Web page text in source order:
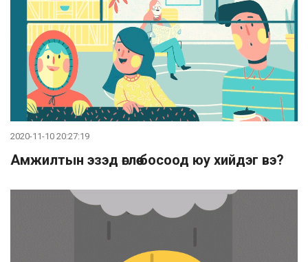
2020-11-10 20:27:19
Амжилтын эзэд өглөө босоод юу хийдэг вэ?